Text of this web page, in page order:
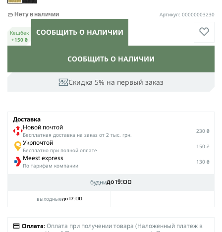
Скидка 5% на первый заказ
СООБЩИТЬ О НАЛИЧИИ
Нету в наличии Артикул: 00000003230
Кешбек
+150 ₴
СООБЩИТЬ О НАЛИЧИИ
Доставка
Новой почтой
Беcплатная доставка на заказ от 2 тыс. грн.
230 ₴
Укрпочтой
Бесплатно при полной оплате
150 ₴
Meest express
По тарифам компании
130 ₴
буднидо 19:00
выходныедо 17:00
Оплата: Оплата при получении товара (Наложенный платеж в